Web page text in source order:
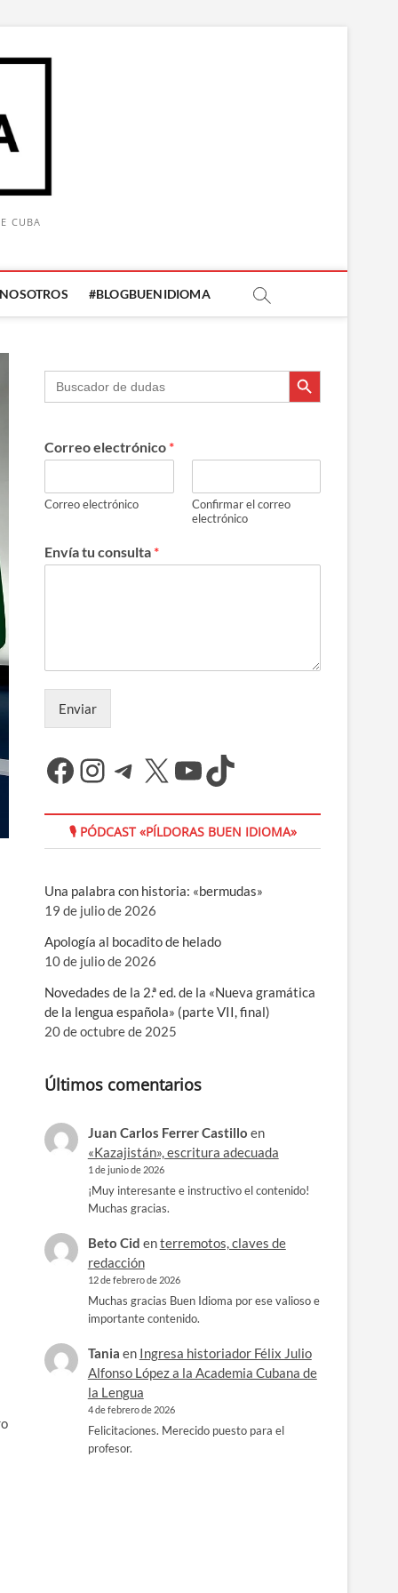
CUBA
#BLOGBUENIDIOMA Botón de búsqueda
Buscar: Botón de búsqueda
Correo electrónico *
Correo electrónico
Confirmar el correo
electrónico
Envía tu consulta *
Enviar
Facebook
Instagram
Telegram
X YouTube
TikTok
🎙 PÓDCAST «PÍLDORAS BUEN IDIOMA»
Una palabra con historia: «bermudas»
19 de julio de 2026
Apología al bocadito de helado
10 de julio de 2026
Novedades de la 2.ª ed. de la «Nueva gramática
de la lengua española» (parte VII, final)
20 de octubre de 2025
Últimos comentarios
Juan Carlos Ferrer Castillo en
«Kazajistán», escritura adecuada
1 de junio de 2026
¡Muy interesante e instructivo el contenido!
Muchas gracias.
Beto Cid enterremotos, claves de
redacción
12 de febrero de 2026
Muchas gracias Buen Idioma por ese valioso e
importante contenido.
Tania en Ingresa historiador Félix Julio
Alfonso López a la Academia Cubana de
la Lengua
4 de febrero de 2026
Felicitaciones. Merecido puesto para el
profesor.